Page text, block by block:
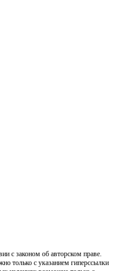
с законом об авторском праве.
только с указанием гиперссылки